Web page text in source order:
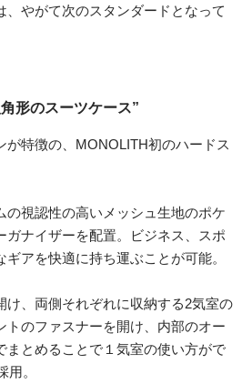
、やがて次のスタンダードとなって
形のスーツケース”
が特徴の、MONOLITH初のハードス
の視認性の高いメッシュ生地のポケ
ガナイザーを配置。ビジネス、スポ
アを快適に持ち運ぶことが可能。
け、両側それぞれに収納する2気室の
トのファスナーを開け、内部のオー
まとめることで１気室の使い方がで
用。